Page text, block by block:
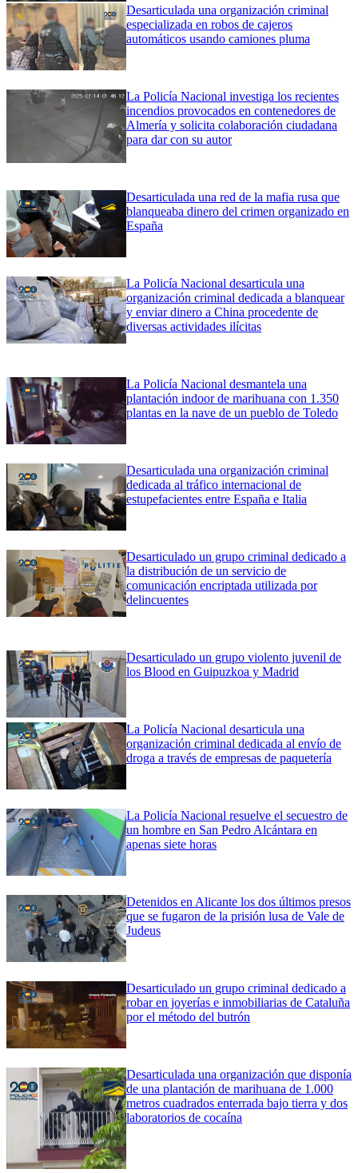
Desarticulada una organización criminal
especializada en robos de cajeros
automáticos usando camiones pluma
La Policía Nacional investiga los recientes
incendios provocados en contenedores de
Almería y solicita colaboración ciudadana
para dar con su autor
Desarticulada una red de la mafia rusa que
blanqueaba dinero del crimen organizado en
España
La Policía Nacional desarticula una
organización criminal dedicada a blanquear
y enviar dinero a China procedente de
diversas actividades ilícitas
La Policía Nacional desmantela una
plantación indoor de marihuana con 1.350
plantas en la nave de un pueblo de Toledo
Desarticulada una organización criminal
dedicada al tráfico internacional de
estupefacientes entre España e Italia
Desarticulado un grupo criminal dedicado a
la distribución de un servicio de
comunicación encriptada utilizada por
delincuentes
Desarticulado un grupo violento juvenil de
los Blood en Guipuzkoa y Madrid
La Policía Nacional desarticula una
organización criminal dedicada al envío de
droga a través de empresas de paquetería
La Policía Nacional resuelve el secuestro de
un hombre en San Pedro Alcántara en
apenas siete horas
Detenidos en Alicante los dos últimos presos
que se fugaron de la prisión lusa de Vale de
Judeus
Desarticulado un grupo criminal dedicado a
robar en joyerías e inmobiliarias de Cataluña
por el método del butrón
Desarticulada una organización que disponía
de una plantación de marihuana de 1.000
metros cuadrados enterrada bajo tierra y dos
laboratorios de cocaína